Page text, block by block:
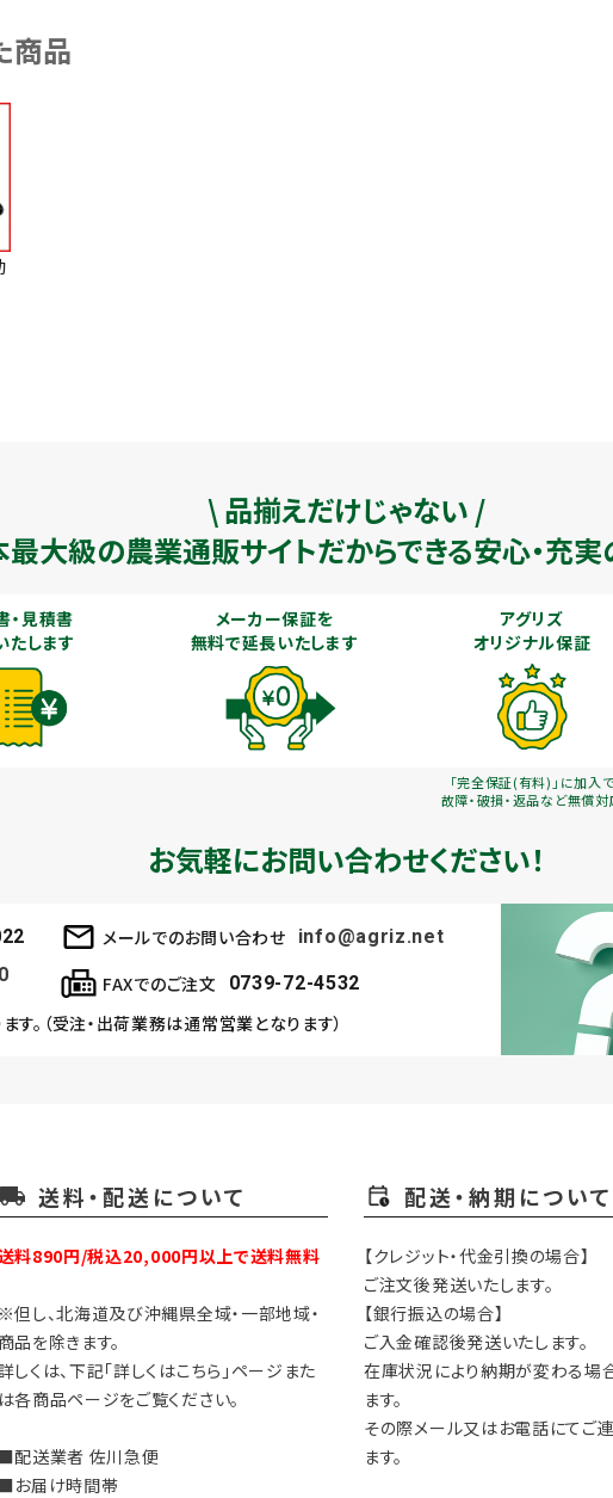
商品
\ 品揃えだけじゃない /
最大級の農業通販サイトだからできる安心・充
・見積書
たします
メーカー保証を
無料で延長いたします
アグリズ
オリジナル保証
「完全保証(有料)」に加入
故障・破損・返品など無償対
お気軽にお問い合わせください！
メールでのお問い合わせ
info@agriz.net
FAXでのご注文 0739-72-4532
す。（受注・出荷業務は通常営業となります）
local_shipping 送料・配送について
料890円/税込20,000円以上で送料無料
※但し、北海道及び沖縄県全域・一部地域・
商品を除きます。
しくは、下記「詳しくはこちら」ページまた
は各商品ページをご覧ください。
■配送業者 佐川急便
■お届け時間帯
配送・納期について
【クレジット・代金引換の場合】
ご注文後発送いたします。
【銀行振込の場合】
ご入金確認後発送いたします。
在庫状況により納期が変わる場
ます。
その際メール又はお電話にてご
ます。